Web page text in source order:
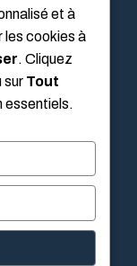
et à
les cookies à
. Cliquez
sur Tout
essentiels.